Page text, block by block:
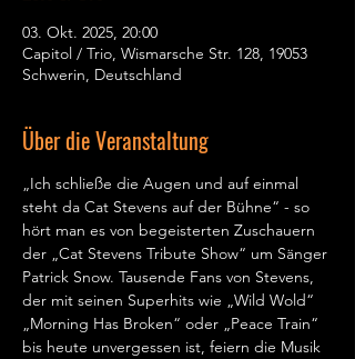
03. Okt. 2025, 20:00
Capitol / Trio, Wismarsche Str. 128, 19053
Schwerin, Deutschland
Über die Veranstaltung
„Ich schließe die Augen und auf einmal
steht da Cat Stevens auf der Bühne“ - so
hört man es von begeisterten Zuschauern
der „Cat Stevens Tribute Show“ um Sänger
Patrick Snow. Tausende Fans von Stevens,
der mit seinen Superhits wie „Wild Wold“
„Morning Has Broken“ oder „Peace Train“
bis heute unvergessen ist, feiern die Musik